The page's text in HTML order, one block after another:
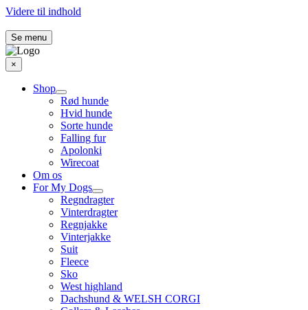
Videre til indhold
Se menu
×
Shop
Rød hunde
Hvid hunde
Sorte hunde
Falling fur
Apolonki
Wirecoat
Om os
For My Dogs
Regndragter
Vinterdragter
Regnjakke
Vinterjakke
Suit
Fleece
Sko
West highland
Dachshund & WELSH CORGI